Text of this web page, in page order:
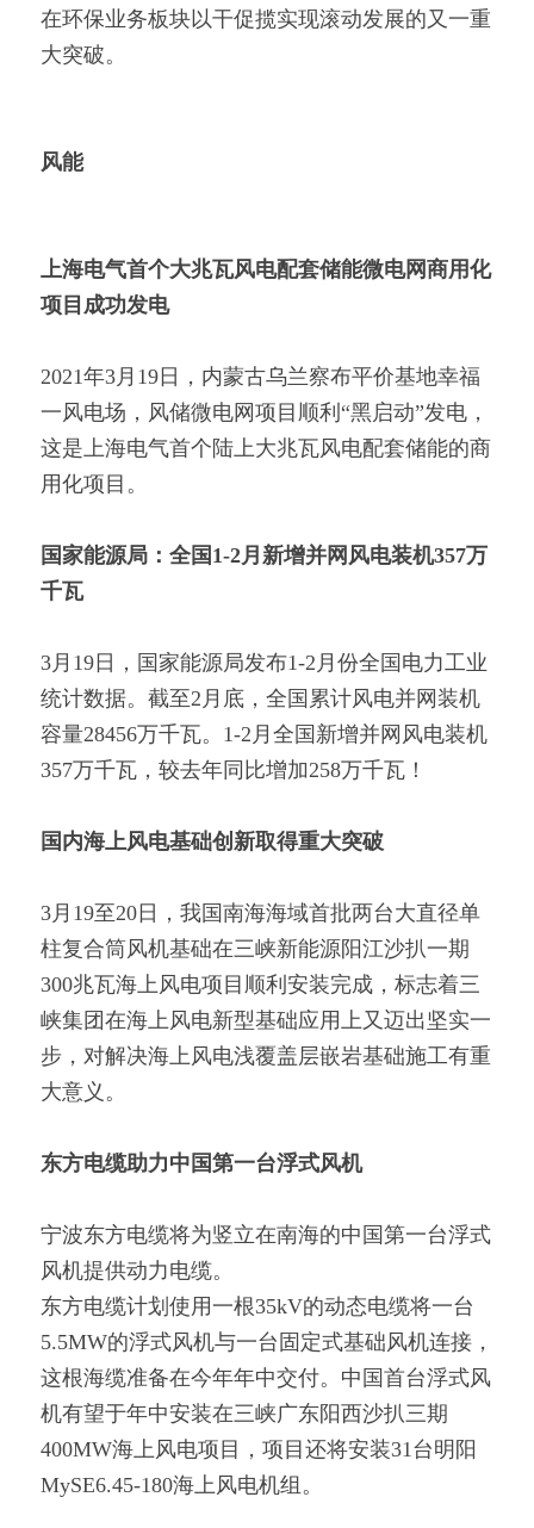
在环保业务板块以干促揽实现滚动发展的又一重
大突破。
风能
上海电气首个大兆瓦风电配套储能微电网商用化
项目成功发电
2021年3月19日，内蒙古乌兰察布平价基地幸福
一风电场，风储微电网项目顺利“黑启动”发电，
这是上海电气首个陆上大兆瓦风电配套储能的商
用化项目。
国家能源局：全国1-2月新增并网风电装机357万
千瓦
3月19日，国家能源局发布1-2月份全国电力工业
统计数据。截至2月底，全国累计风电并网装机
容量28456万千瓦。1-2月全国新增并网风电装机
357万千瓦，较去年同比增加258万千瓦！
国内海上风电基础创新取得重大突破
3月19至20日，我国南海海域首批两台大直径单
柱复合筒风机基础在三峡新能源阳江沙扒一期
300兆瓦海上风电项目顺利安装完成，标志着三
峡集团在海上风电新型基础应用上又迈出坚实一
步，对解决海上风电浅覆盖层嵌岩基础施工有重
大意义。
东方电缆助力中国第一台浮式风机
宁波东方电缆将为竖立在南海的中国第一台浮式
风机提供动力电缆。
东方电缆计划使用一根35kV的动态电缆将一台
5.5MW的浮式风机与一台固定式基础风机连接，
这根海缆准备在今年年中交付。中国首台浮式风
机有望于年中安装在三峡广东阳西沙扒三期
400MW海上风电项目，项目还将安装31台明阳
MySE6.45-180海上风电机组。